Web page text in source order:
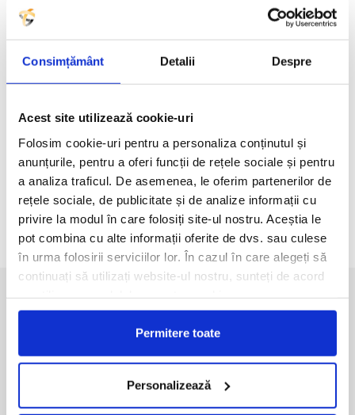
Consimțământ Detalii Despre
Acest site utilizează cookie-uri
Folosim cookie-uri pentru a personaliza conținutul și
anunțurile, pentru a oferi funcții de rețele sociale și pentru
a analiza traficul. De asemenea, le oferim partenerilor de
rețele sociale, de publicitate și de analize informații cu
privire la modul în care folosiți site-ul nostru. Aceștia le
pot combina cu alte informații oferite de dvs. sau culese
în urma folosirii serviciilor lor. În cazul în care alegeți să
continuați să utilizați website-ul nostru, sunteți de acord
Permitere toate
Personalizează
ABONEAZA-TE LA NEWSLETTER
MA ABONEZ
*Sunt de acord să primesc oferte comerciale pe
email prin intermediul campaniilor de newsletter din
partea Tabita Tour. Tabita Tour.
Agentii
Modalitati de plata
Conditii Generale de Transport Colete
Conditii de ambalare si restrictii la transport
Conditii generale de transport international